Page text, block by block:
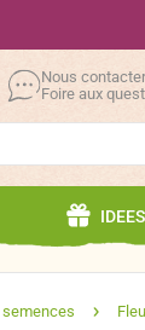
Nous contacter
Foire aux